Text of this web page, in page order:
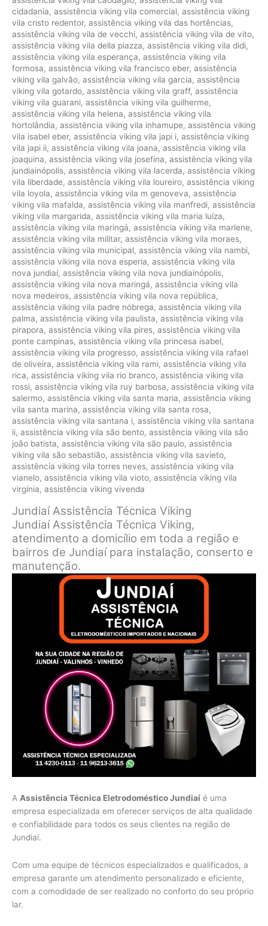
cidadania, assistência viking vila comercial, assistência viking
vila cristo redentor, assistência viking vila das hortências,
assistência viking vila de vecchi, assistência viking vila de vito,
assistência viking vila della piazza, assistência viking vila didi,
assistência viking vila esperança, assistência viking vila
formosa, assistência viking vila francisco eber, assistência
viking vila galvão, assistência viking vila garcia, assistência
viking vila gotardo, assistência viking vila graff, assistência
viking vila guarani, assistência viking vila guilherme,
assistência viking vila helena, assistência viking vila
hortolândia, assistência viking vila inhamupe, assistência viking
vila isabel eber, assistência viking vila japi i, assistência viking
vila japi ii, assistência viking vila joana, assistência viking vila
joaquina, assistência viking vila josefina, assistência viking vila
jundiainópolis, assistência viking vila lacerda, assistência viking
vila liberdade, assistência viking vila loureiro, assistência viking
vila loyola, assistência viking vila m genoveva, assistência
viking vila mafalda, assistência viking vila manfredi, assistência
viking vila margarida, assistência viking vila maria luíza,
assistência viking vila maringá, assistência viking vila marlene,
assistência viking vila militar, assistência viking vila moraes,
assistência viking vila municipal, assistência viking vila nambi,
assistência viking vila nova esperia, assistência viking vila
nova jundiaí, assistência viking vila nova jundiainópolis,
assistência viking vila nova maringá, assistência viking vila
nova medeiros, assistência viking vila nova república,
assistência viking vila padre nóbrega, assistência viking vila
palma, assistência viking vila paulista, assistência viking vila
pirapora, assistência viking vila pires, assistência viking vila
ponte campinas, assistência viking vila princesa isabel,
assistência viking vila progresso, assistência viking vila rafael
de oliveira, assistência viking vila rami, assistência viking vila
rica, assistência viking vila rio branco, assistência viking vila
rossi, assistência viking vila ruy barbosa, assistência viking vila
salermo, assistência viking vila santa maria, assistência viking
vila santa marina, assistência viking vila santa rosa,
assistência viking vila santana i, assistência viking vila santana
ii, assistência viking vila são bento, assistência viking vila são
joão batista, assistência viking vila são paulo, assistência
viking vila são sebastião, assistência viking vila savieto,
assistência viking vila torres neves, assistência viking vila
vianelo, assistência viking vila vioto, assistência viking vila
virgínia, assistência viking vivenda
Jundiaí Assistência Técnica Viking
Jundiaí Assistência Técnica Viking,
atendimento a domicílio em toda a região e
bairros de Jundiaí para instalação, conserto e
manutenção.
A Assistência Técnica Eletrodoméstico Jundiaí é uma
empresa especializada em oferecer serviços de alta qualidade
e confiabilidade para todos os seus clientes na região de
Jundiaí.
Com uma equipe de técnicos especializados e qualificados, a
empresa garante um atendimento personalizado e eficiente,
com a comodidade de ser realizado no conforto do seu próprio
lar.